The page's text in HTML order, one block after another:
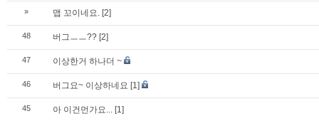
» 맵 꼬이네요. [2]
48 버그ㅡㅡ?? [2]
47 이상한거 하나더 ~
46 버그요~ 이상하네요 [1]
45 아 이건먼가요... [1]